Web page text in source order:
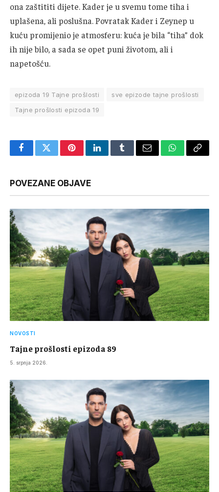
ona zaštititi dijete. Kader je u svemu tome tiha i
uplašena, ali poslušna. Povratak Kader i Zeynep u
kuću promijenio je atmosferu: kuća je bila “tiha” dok
ih nije bilo, a sada se opet puni životom, ali i
napetošću.
epizoda 19 Tajne prošlosti
sve epizode tajne prošlosti
Tajne prošlosti epizoda 19
FacebookTwitterPinterestLinkedInTumblrEmail WhatsApp
Copy
POVEZANE OBJAVE
NOVOSTI
Tajne prošlosti epizoda 89
5. srpnja 2026.